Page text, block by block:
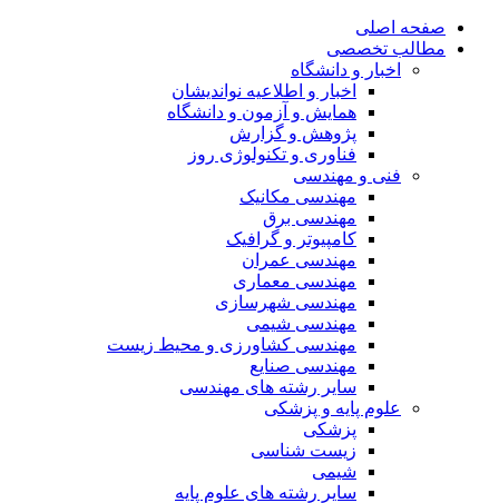
صفحه اصلی
مطالب تخصصی
اخبار و دانشگاه
اخبار و اطلاعیه نواندیشان
همایش و آزمون و دانشگاه
پژوهش و گزارش
فناوری و تکنولوژی روز
فنی و مهندسی
مهندسی مکانیک
مهندسی برق
کامپیوتر و گرافیک
مهندسی عمران
مهندسی معماری
مهندسی شهرسازی
مهندسی شیمی
مهندسی کشاورزی و محیط زیست
مهندسی صنایع
سایر رشته های مهندسی
علوم پایه و پزشکی
پزشکی
زیست شناسی
شیمی
سایر رشته های علوم پایه